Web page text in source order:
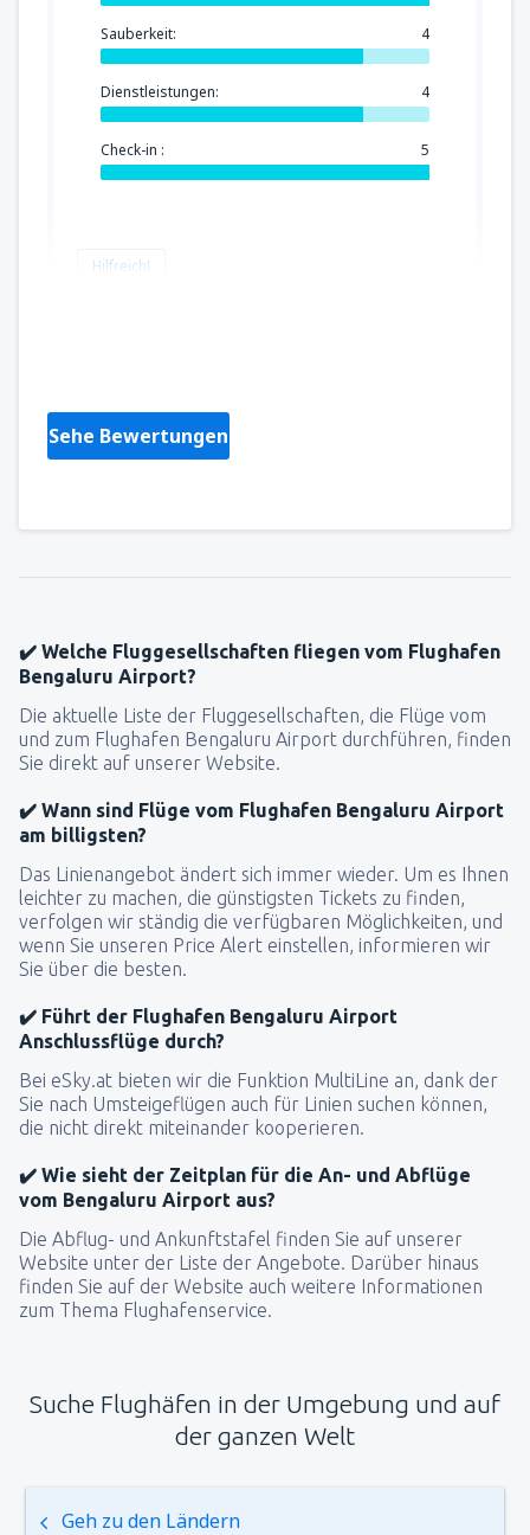
Sauberkeit: 4
Dienstleistungen: 4
Check-in : 5
Hilfreich!
Sehe Bewertungen
✔️ Welche Fluggesellschaften fliegen vom Flughafen
Bengaluru Airport?
Die aktuelle Liste der Fluggesellschaften, die Flüge vom
und zum Flughafen Bengaluru Airport durchführen, finden
Sie direkt auf unserer Website.
✔️ Wann sind Flüge vom Flughafen Bengaluru Airport
am billigsten?
Das Linienangebot ändert sich immer wieder. Um es Ihnen
leichter zu machen, die günstigsten Tickets zu finden,
verfolgen wir ständig die verfügbaren Möglichkeiten, und
wenn Sie unseren Price Alert einstellen, informieren wir
Sie über die besten.
✔️ Führt der Flughafen Bengaluru Airport
Anschlussflüge durch?
Bei eSky.at bieten wir die Funktion MultiLine an, dank der
Sie nach Umsteigeflügen auch für Linien suchen können,
die nicht direkt miteinander kooperieren.
✔️ Wie sieht der Zeitplan für die An- und Abflüge
vom Bengaluru Airport aus?
Die Abflug- und Ankunftstafel finden Sie auf unserer
Website unter der Liste der Angebote. Darüber hinaus
finden Sie auf der Website auch weitere Informationen
zum Thema Flughafenservice.
Suche Flughäfen in der Umgebung und auf
der ganzen Welt
Geh zu den Ländern